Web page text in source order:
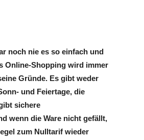
noch nie es so einfach und
Online-Shopping wird immer
Gründe. Es gibt weder
und Feiertage, die
sichere
wenn die Ware nicht gefällt,
zum Nulltarif wieder